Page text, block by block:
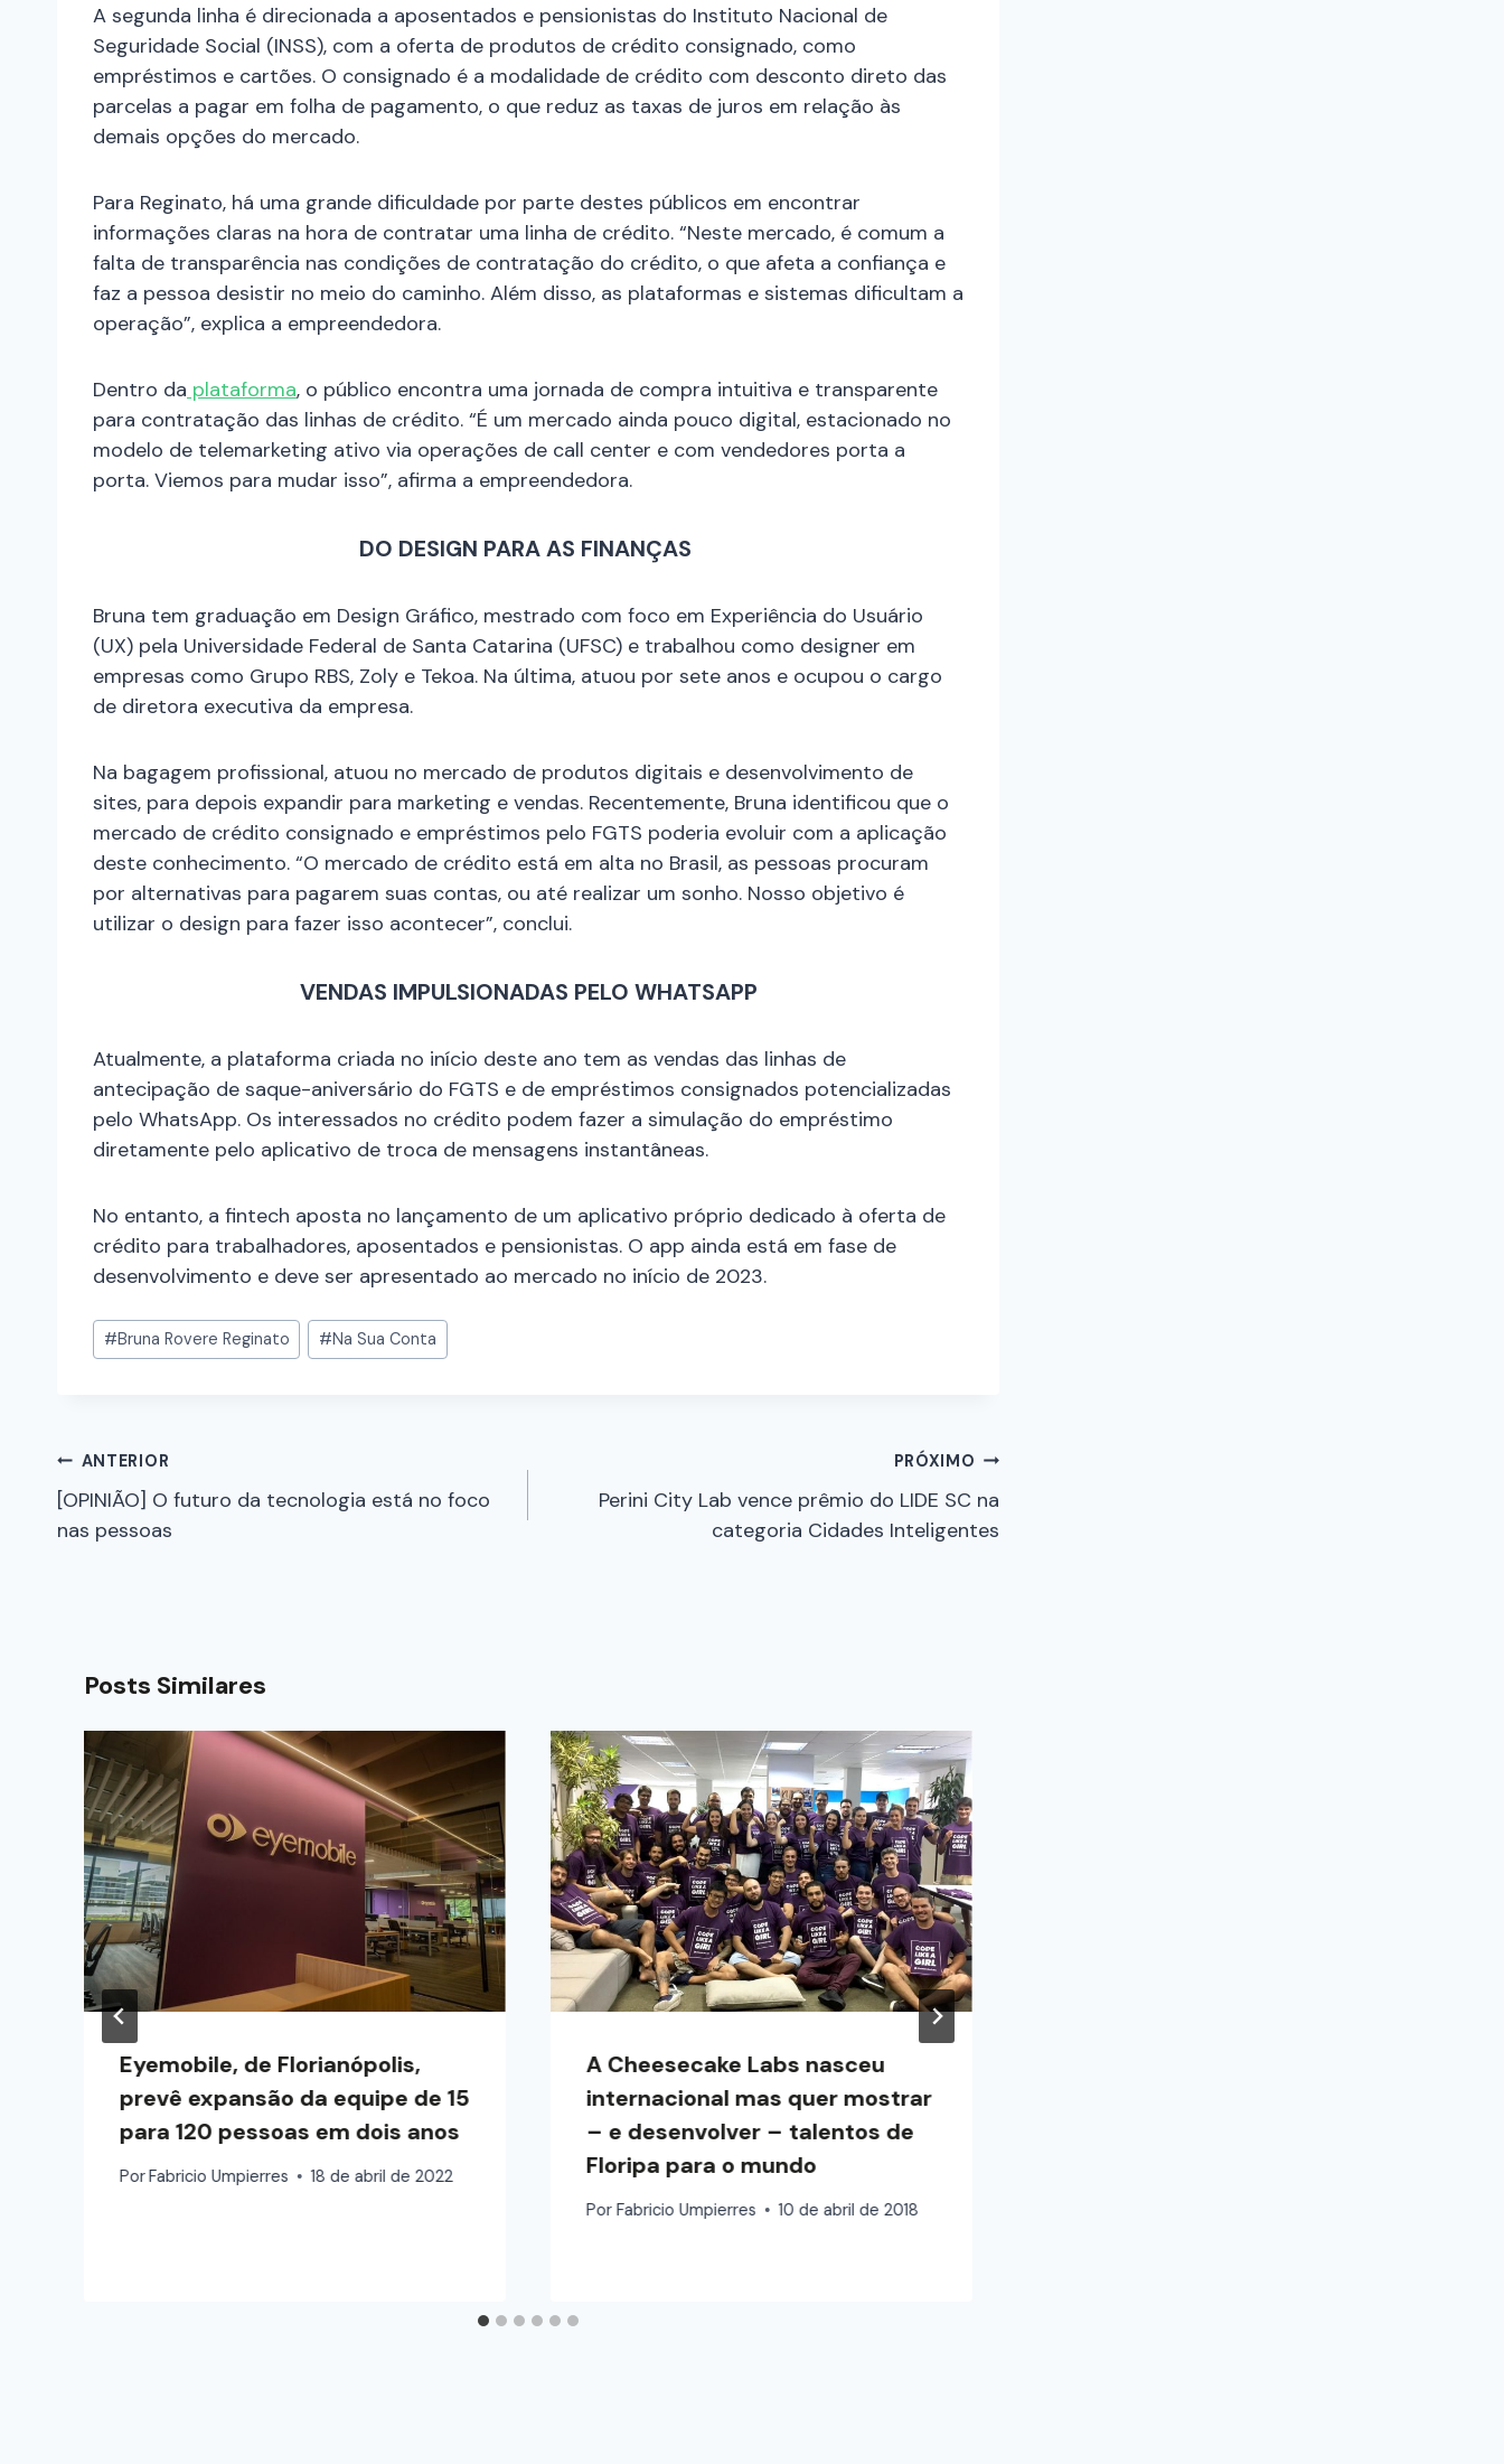
A segunda linha é direcionada a aposentados e pensionistas do Instituto Nacional de
Seguridade Social (INSS), com a oferta de produtos de crédito consignado, como
empréstimos e cartões. O consignado é a modalidade de crédito com desconto direto das
parcelas a pagar em folha de pagamento, o que reduz as taxas de juros em relação às
demais opções do mercado.
Para Reginato, há uma grande dificuldade por parte destes públicos em encontrar
informações claras na hora de contratar uma linha de crédito. “Neste mercado, é comum a
falta de transparência nas condições de contratação do crédito, o que afeta a confiança e
faz a pessoa desistir no meio do caminho. Além disso, as plataformas e sistemas dificultam a
operação”, explica a empreendedora.
Dentro da plataforma, o público encontra uma jornada de compra intuitiva e transparente
para contratação das linhas de crédito. “É um mercado ainda pouco digital, estacionado no
modelo de telemarketing ativo via operações de call center e com vendedores porta a
porta. Viemos para mudar isso”, afirma a empreendedora.
DO DESIGN PARA AS FINANÇAS
Bruna tem graduação em Design Gráfico, mestrado com foco em Experiência do Usuário
(UX) pela Universidade Federal de Santa Catarina (UFSC) e trabalhou como designer em
empresas como Grupo RBS, Zoly e Tekoa. Na última, atuou por sete anos e ocupou o cargo
de diretora executiva da empresa.
Na bagagem profissional, atuou no mercado de produtos digitais e desenvolvimento de
sites, para depois expandir para marketing e vendas. Recentemente, Bruna identificou que o
mercado de crédito consignado e empréstimos pelo FGTS poderia evoluir com a aplicação
deste conhecimento. “O mercado de crédito está em alta no Brasil, as pessoas procuram
por alternativas para pagarem suas contas, ou até realizar um sonho. Nosso objetivo é
utilizar o design para fazer isso acontecer”, conclui.
VENDAS IMPULSIONADAS PELO WHATSAPP
Atualmente, a plataforma criada no início deste ano tem as vendas das linhas de
antecipação de saque-aniversário do FGTS e de empréstimos consignados potencializadas
pelo WhatsApp. Os interessados no crédito podem fazer a simulação do empréstimo
diretamente pelo aplicativo de troca de mensagens instantâneas.
No entanto, a fintech aposta no lançamento de um aplicativo próprio dedicado à oferta de
crédito para trabalhadores, aposentados e pensionistas. O app ainda está em fase de
desenvolvimento e deve ser apresentado ao mercado no início de 2023.
#Bruna Rovere Reginato #Na Sua Conta
ANTERIOR
[OPINIÃO] O futuro da tecnologia está no foco
nas pessoas
PRÓXIMO
Perini City Lab vence prêmio do LIDE SC na
categoria Cidades Inteligentes
Posts Similares
Eyemobile, de Florianópolis,
prevê expansão da equipe de 15
para 120 pessoas em dois anos
PorFabricio Umpierres 18 de abril de 2022
A Cheesecake Labs nasceu
internacional mas quer mostrar
– e desenvolver – talentos de
Floripa para o mundo
Por Fabricio Umpierres 10 de abril de 2018